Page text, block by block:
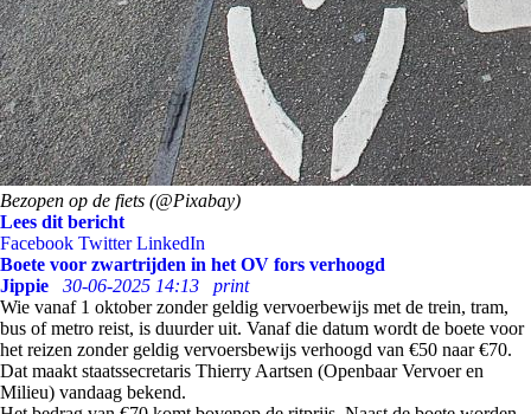
Bezopen op de fiets (@Pixabay)
Lees dit bericht
Facebook Twitter LinkedIn
Boete voor zwartrijden in het OV fors verhoogd
Jippie
30-06-2025 14:13
print
Wie vanaf 1 oktober zonder geldig vervoerbewijs met de trein, tram,
bus of metro reist, is duurder uit. Vanaf die datum wordt de boete voor
het reizen zonder geldig vervoersbewijs verhoogd van €50 naar €70.
Dat maakt staatssecretaris Thierry Aartsen (Openbaar Vervoer en
Milieu) vandaag bekend.